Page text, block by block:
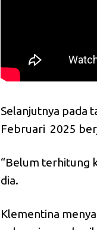
Selanjutnya pada
Februari 2025
“Belum terhitung
dia.
Klementina